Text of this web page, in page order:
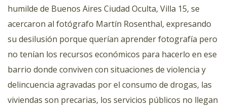
humilde de Buenos Aires Ciudad Oculta, Villa 15, se
acercaron al fotógrafo Martín Rosenthal, expresando
su desilusión porque querían aprender fotografía pero
no tenían los recursos económicos para hacerlo en ese
barrio donde conviven con situaciones de violencia y
delincuencia agravadas por el consumo de drogas, las
viviendas son precarias, los servicios públicos no llegan